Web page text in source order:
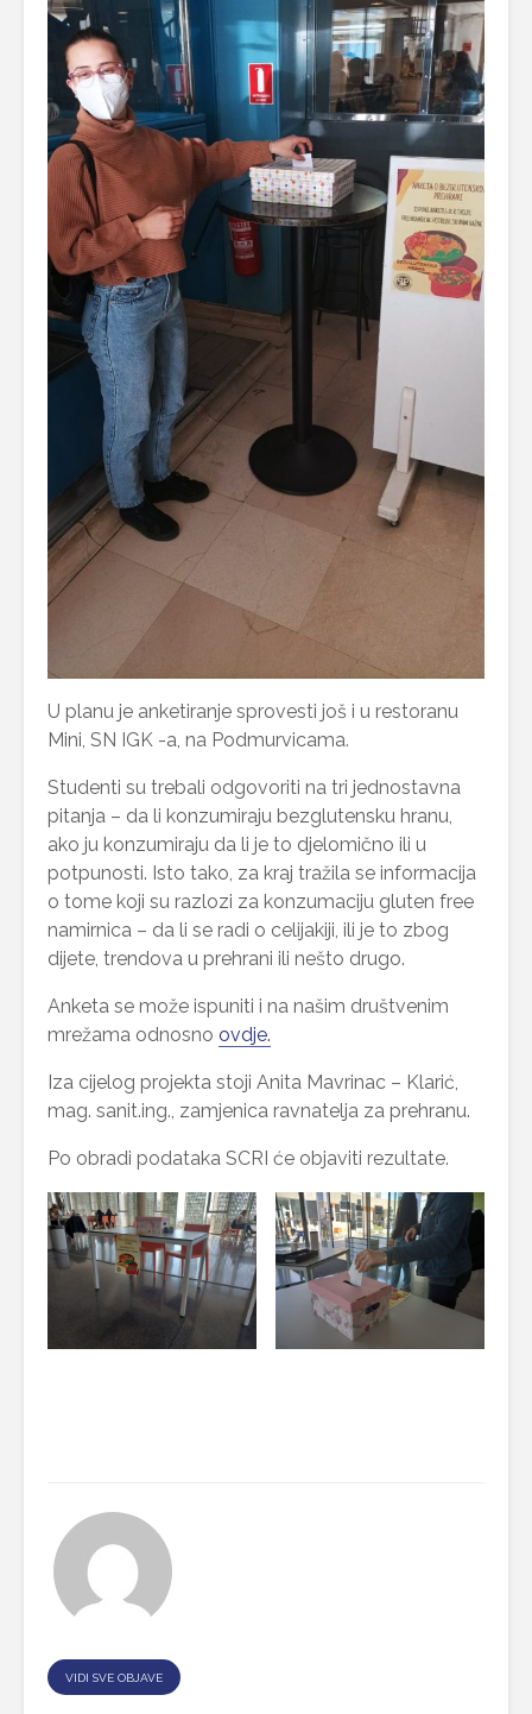
U planu je anketiranje sprovesti još i u restoranu
Mini, SN IGK -a, na Podmurvicama.
Studenti su trebali odgovoriti na tri jednostavna
pitanja – da li konzumiraju bezglutensku hranu,
ako ju konzumiraju da li je to djelomično ili u
potpunosti. Isto tako, za kraj tražila se informacija
o tome koji su razlozi za konzumaciju gluten free
namirnica – da li se radi o celijakiji, ili je to zbog
dijete, trendova u prehrani ili nešto drugo.
Anketa se može ispuniti i na našim društvenim
mrežama odnosno ovdje.
Iza cijelog projekta stoji Anita Mavrinac – Klarić,
mag. sanit.ing., zamjenica ravnatelja za prehranu.
Po obradi podataka SCRI će objaviti rezultate.
VIDI SVE OBJAVE